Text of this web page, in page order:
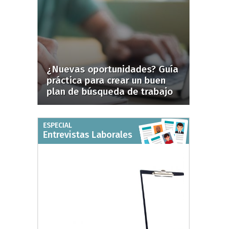
¿Nuevas oportunidades? Guía
práctica para crear un buen
plan de búsqueda de trabajo
ESPECIAL
Entrevistas Laborales